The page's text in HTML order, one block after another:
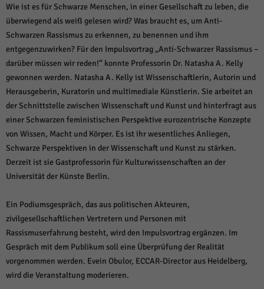
Wie ist es für Schwarze Menschen, in einer Gesellschaft zu leben, die
überwiegend als weiß gelesen wird? Was braucht es, um Anti-
Schwarzen Rassismus zu erkennen, zu benennen und ihm
entgegenzuwirken? Für den Impulsvortrag „Anti-Schwarzer Rassismus –
darüber müssen wir reden!“ konnte Professorin Dr. Natasha A. Kelly
gewonnen werden. Natasha A. Kelly ist Wissenschaftlerin, Autorin und
Herausgeberin, Kuratorin und multimediale Künstlerin. Sie arbeitet an
der Schnittstelle zwischen Wissenschaft und Kunst und hinterfragt aus
einer Schwarzen feministischen Perspektive eurozentrische Konzepte
von Wissen, Macht und Körper. Es ist ihr wesentliches Anliegen,
Schwarze Perspektiven in der Wissenschaft und Kunst zu stärken.
Derzeit ist sie Gastprofessorin für Kulturwissenschaften an der
Universität der Künste Berlin.
Ein Podiumsgespräch, das aus politischen Akteuren,
zivilgesellschaftlichen Vertretern und Personen mit
Rassismuserfahrung besteht, wird den Impulsvortrag ergänzen. Im
Gespräch mit dem Publikum soll eine Überprüfung der Realität
vorgenommen werden. Evein Obulor, ECCAR-Director aus Heidelberg,
wird die Veranstaltung moderieren.